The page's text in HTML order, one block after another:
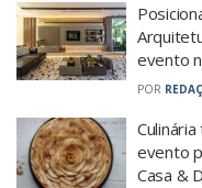
evento
POR
Culinária
evento
Casa &